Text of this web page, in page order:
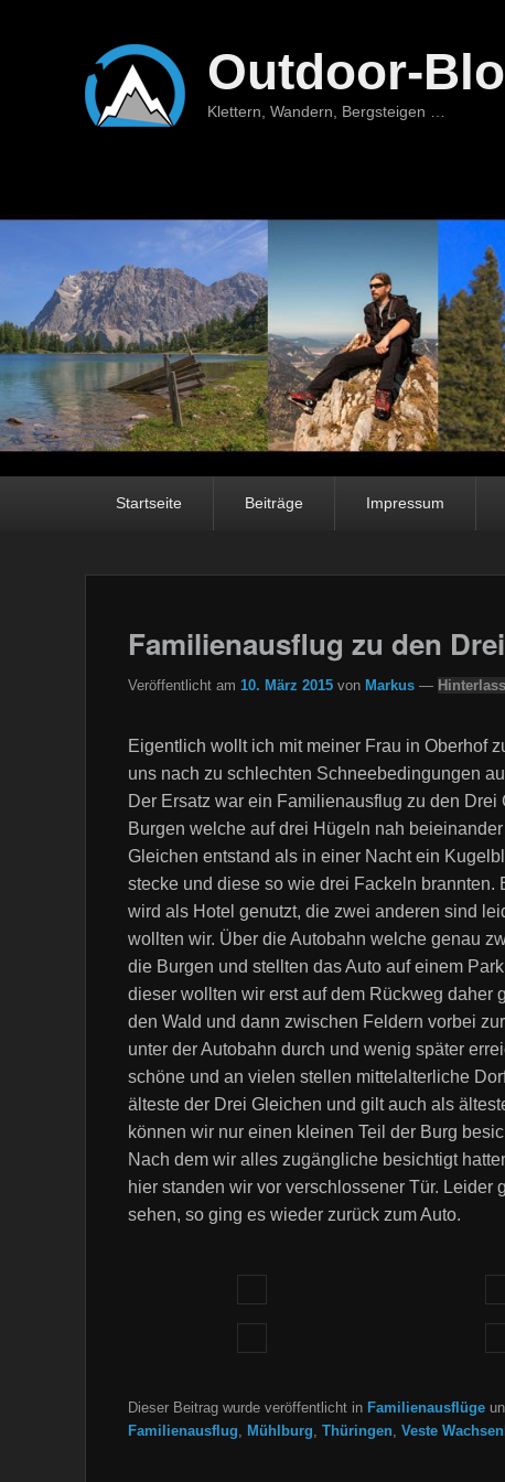
Outdoor-
Klettern, Wandern, Bergsteigen …
Startseite Beiträge Impressum
Familienausflug zu den
Veröffentlicht am 10. März 2015 von Markus —
Eigentlich wollt ich mit meiner Frau in Oberhof
uns nach zu schlechten Schneebedingungen
Der Ersatz war ein Familienausflug zu den
Burgen welche auf drei Hügeln nah
Gleichen entstand als in einer Nacht ein
stecke und diese so wie drei Fackeln brannten.
wird als Hotel genutzt, die zwei anderen sind
wollten wir. Über die Autobahn welche genau
die Burgen und stellten das Auto auf einem
dieser wollten wir erst auf dem Rückweg daher
den Wald und dann zwischen Feldern vorbei
unter der Autobahn durch und wenig später
schöne und an vielen stellen mittelalterliche
älteste der Drei Gleichen und gilt auch als
können wir nur einen kleinen Teil der Burg
Nach dem wir alles zugängliche besichtigt
hier standen wir vor verschlossener Tür.
sehen, so ging es wieder zurück zum Auto.
Dieser Beitrag wurde veröffentlicht in Familienausflüge
Familienausflug, Mühlburg, Thüringen, Veste